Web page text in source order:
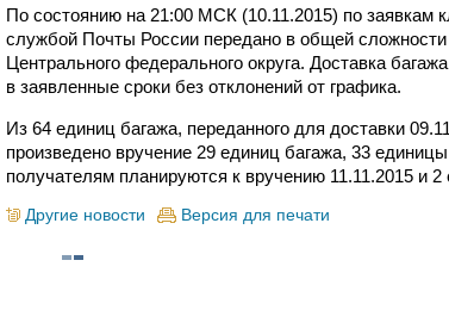
По состоянию на 21:00 МСК (10.11.2015) по заявкам
службой Почты России передано в общей
Центрального федерального округа. Доставка
в заявленные сроки без отклонений от графика.
Из 64 единиц багажа, переданного для доставки
произведено вручение 29 единиц багажа, 33
получателям планируются к вручению 11.11.2015 и
Другие новости Версия для печати